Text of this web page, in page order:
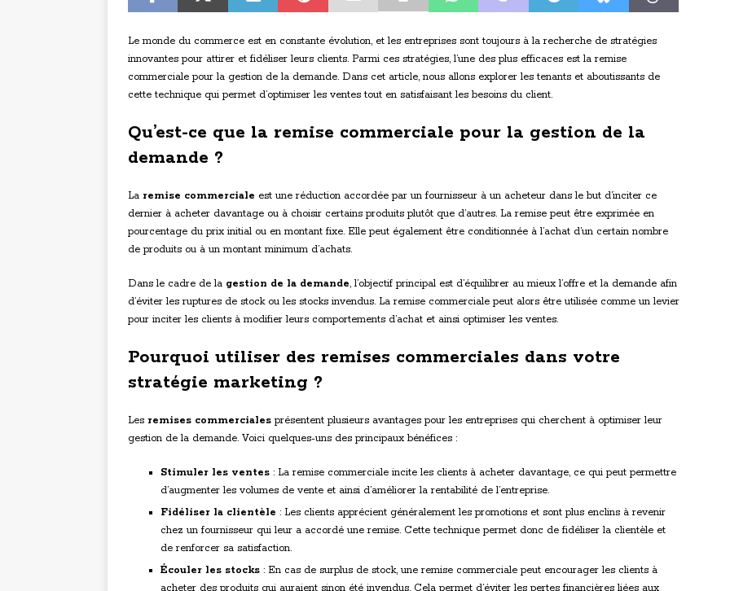
Le monde du commerce est en constante évolution, et les entreprises sont toujours à la recherche de stratégies
innovantes pour attirer et fidéliser leurs clients. Parmi ces stratégies, l’une des plus efficaces est la remise
commerciale pour la gestion de la demande. Dans cet article, nous allons explorer les tenants et aboutissants de
cette technique qui permet d’optimiser les ventes tout en satisfaisant les besoins du client.
Qu’est-ce que la remise commerciale pour la gestion de la
demande ?
La remise commerciale est une réduction accordée par un fournisseur à un acheteur dans le but d’inciter ce
dernier à acheter davantage ou à choisir certains produits plutôt que d’autres. La remise peut être exprimée en
pourcentage du prix initial ou en montant fixe. Elle peut également être conditionnée à l’achat d’un certain nombre
de produits ou à un montant minimum d’achats.
Dans le cadre de la gestion de la demande, l’objectif principal est d’équilibrer au mieux l’offre et la demande afin
d’éviter les ruptures de stock ou les stocks invendus. La remise commerciale peut alors être utilisée comme un levier
pour inciter les clients à modifier leurs comportements d’achat et ainsi optimiser les ventes.
Pourquoi utiliser des remises commerciales dans votre
stratégie marketing ?
Les remises commerciales présentent plusieurs avantages pour les entreprises qui cherchent à optimiser leur
gestion de la demande. Voici quelques-uns des principaux bénéfices :
Stimuler les ventes : La remise commerciale incite les clients à acheter davantage, ce qui peut permettre
d’augmenter les volumes de vente et ainsi d’améliorer la rentabilité de l’entreprise.
Fidéliser la clientèle : Les clients apprécient généralement les promotions et sont plus enclins à revenir
chez un fournisseur qui leur a accordé une remise. Cette technique permet donc de fidéliser la clientèle et
de renforcer sa satisfaction.
Écouler les stocks : En cas de surplus de stock, une remise commerciale peut encourager les clients à
acheter des produits qui auraient sinon été invendus. Cela permet d’éviter les pertes financières liées aux